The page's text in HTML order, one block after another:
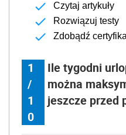
Czytaj artykuły
Rozwiązuj testy
Zdobądź
1
/
1
0
Ile tygodni
można
jeszcze przed